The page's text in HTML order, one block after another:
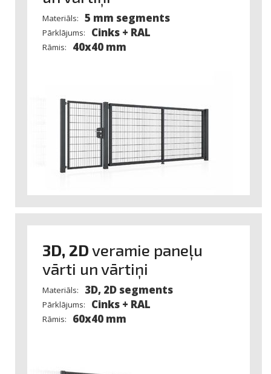
Varam nokomplektēt vārtiņus ar rokturi no nerūsējošā
Materiāls: 5 mm segments
Pārklājums: Cinks + RAL
Rāmis: 40x40 mm
3D, 2Dveramie paneļu
vārti un vārtiņi
Materiāls: 3D, 2D segments
Pārklājums: Cinks + RAL
Rāmis: 60x40 mm